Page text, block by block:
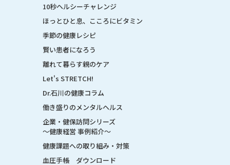
10秒ヘルシーチャレンジ
ほっとひと息、こころにビタミン
季節の健康レシピ
賢い患者になろう
離れて暮らす親のケア
Let's STRETCH!
Dr.石川の健康コラム
働き盛りのメンタルヘルス
企業・健保訪問シリーズ
～健康経営 事例紹介～
健康課題への取り組み・対策
血圧手帳 ダウンロード